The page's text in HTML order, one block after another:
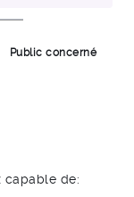
Public concerné
capable de:
et/ou